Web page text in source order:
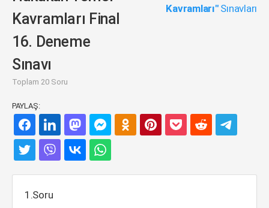
Kavramları Final
16. Deneme
Sınavı
Toplam 20 Soru
Kavramları"Sınavları
PAYLAŞ:
1.Soru